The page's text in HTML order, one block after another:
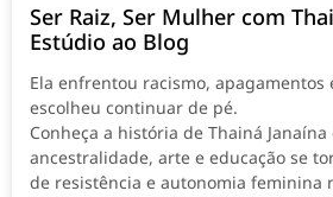
Ser Raiz, Ser Mulher com
Estúdio ao Blog
Ela enfrentou racismo, apagamentos
escolheu continuar de pé.
Conheça a história de Thainá
ancestralidade, arte e educação se
de resistência e autonomia feminina